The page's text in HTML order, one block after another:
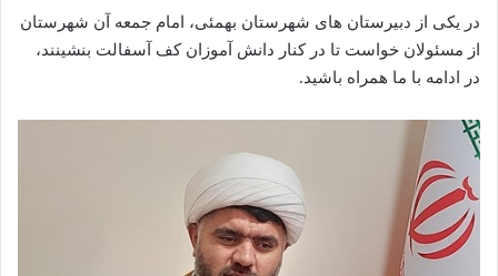
در یکی از دبیرستان های شهرستان بهمئی، امام جمعه آن شهرستان
از مسئولان خواست تا در کنار دانش آموزان کف آسفالت بنشینند،
در ادامه با ما همراه باشید.